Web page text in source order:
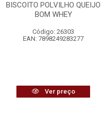
BISCOITO POLVILHO QUEIJO
BOM WHEY
Código: 26303
EAN: 7898249283277
Ver preço